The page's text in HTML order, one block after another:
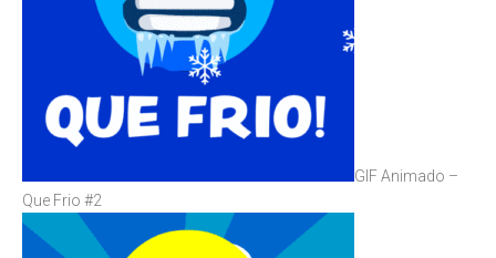
GIF Animado –
Que Frio #2